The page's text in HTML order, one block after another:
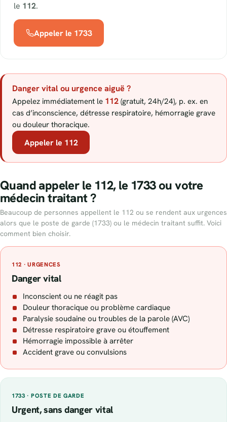
le 112.
Appeler le 1733
Danger vital ou urgence aiguë ?
Appelez immédiatement le 112 (gratuit, 24h/24), p. ex. en
cas d’inconscience, détresse respiratoire, hémorragie grave
ou douleur thoracique.
Appeler le 112
Quand appeler le 112, le 1733 ou votre
médecin traitant ?
Beaucoup de personnes appellent le 112 ou se rendent aux urgences
alors que le poste de garde (1733) ou le médecin traitant suffit. Voici
comment bien choisir.
112 · URGENCES
Danger vital
Inconscient ou ne réagit pas
Douleur thoracique ou problème cardiaque
Paralysie soudaine ou troubles de la parole (AVC)
Détresse respiratoire grave ou étouffement
Hémorragie impossible à arrêter
Accident grave ou convulsions
1733 · POSTE DE GARDE
Urgent, sans danger vital